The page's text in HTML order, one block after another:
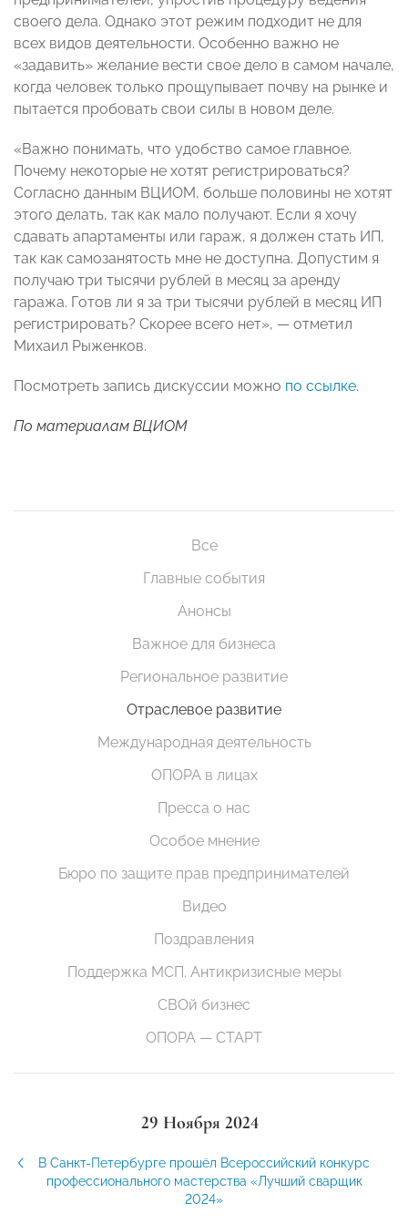
своего дела. Однако этот режим подходит не для
всех видов деятельности. Особенно важно не
«задавить» желание вести свое дело в самом начале,
когда человек только прощупывает почву на рынке и
пытается пробовать свои силы в новом деле.
«Важно понимать, что удобство самое главное.
Почему некоторые не хотят регистрироваться?
Согласно данным ВЦИОМ, больше половины не хотят
этого делать, так как мало получают. Если я хочу
сдавать апартаменты или гараж, я должен стать ИП,
так как самозанятость мне не доступна. Допустим я
получаю три тысячи рублей в месяц за аренду
гаража. Готов ли я за три тысячи рублей в месяц ИП
регистрировать? Скорее всего нет», — отметил
Михаил Рыженков.
Посмотреть запись дискуссии можно по ссылке.
По материалам ВЦИОМ
Все
Главные события
Анонсы
Важное для бизнеса
Региональное развитие
Отраслевое развитие
Международная деятельность
ОПОРА в лицах
Пресса о нас
Особое мнение
Бюро по защите прав предпринимателей
Видео
Поздравления
Поддержка МСП. Антикризисные меры
СВОй бизнес
ОПОРА — СТАРТ
29 Ноября 2024
В Санкт-Петербурге прошёл Всероссийский конкурс
профессионального мастерства «Лучший сварщик
2024»